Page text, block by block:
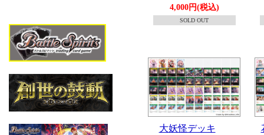
4,000円(税込)
SOLD OUT
大妖怪デッキ